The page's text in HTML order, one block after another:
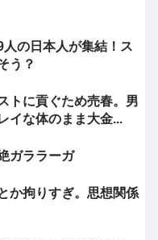
人の日本人が集結！ス
う？
トに貢ぐため売春。男
イな体のまま大金...
ガララーガ
か拘りすぎ。思想関係